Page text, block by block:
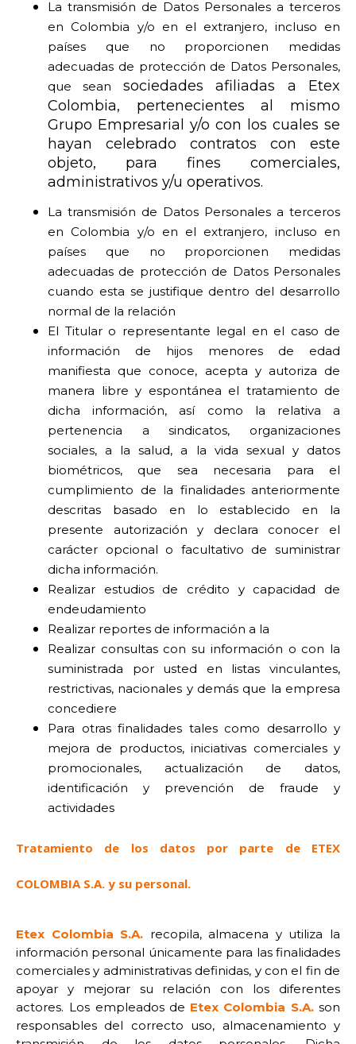
La transmisión de Datos Personales a terceros
en Colombia y/o en el extranjero, incluso en
países que no proporcionen medidas
adecuadas de protección de Datos Personales,
que sean sociedades afiliadas a Etex
Colombia, pertenecientes al mismo
Grupo Empresarial y/o con los cuales se
hayan celebrado contratos con este
objeto, para fines comerciales,
administrativos y/u operativos.
La transmisión de Datos Personales a terceros
en Colombia y/o en el extranjero, incluso en
países que no proporcionen medidas
adecuadas de protección de Datos Personales
cuando esta se justifique dentro del desarrollo
normal de la relación
El Titular o representante legal en el caso de
información de hijos menores de edad
manifiesta que conoce, acepta y autoriza de
manera libre y espontánea el tratamiento de
dicha información, así como la relativa a
pertenencia a sindicatos, organizaciones
sociales, a la salud, a la vida sexual y datos
biométricos, que sea necesaria para el
cumplimiento de la finalidades anteriormente
descritas basado en lo establecido en la
presente autorización y declara conocer el
carácter opcional o facultativo de suministrar
dicha información.
Realizar estudios de crédito y capacidad de
endeudamiento
Realizar reportes de información a la
Realizar consultas con su información o con la
suministrada por usted en listas vinculantes,
restrictivas, nacionales y demás que la empresa
concediere
Para otras finalidades tales como desarrollo y
mejora de productos, iniciativas comerciales y
promocionales, actualización de datos,
identificación y prevención de fraude y
actividades
Tratamiento de los datos por parte de ETEX
COLOMBIA S.A. y su personal.
Etex Colombia S.A. recopila, almacena y utiliza la
información personal únicamente para las finalidades
comerciales y administrativas definidas, y con el fin de
apoyar y mejorar su relación con los diferentes
actores. Los empleados de Etex Colombia S.A.son
responsables del correcto uso, almacenamiento y